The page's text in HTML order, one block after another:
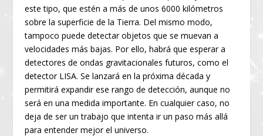
este tipo, que estén a más de unos 6000 kilómetros
sobre la superficie de la Tierra. Del mismo modo,
tampoco puede detectar objetos que se muevan a
velocidades más bajas. Por ello, habrá que esperar a
detectores de ondas gravitacionales futuros, como el
detector LISA. Se lanzará en la próxima década y
permitirá expandir ese rango de detección, aunque no
será en una medida importante. En cualquier caso, no
deja de ser un trabajo que intenta ir un paso más allá
para entender mejor el universo.